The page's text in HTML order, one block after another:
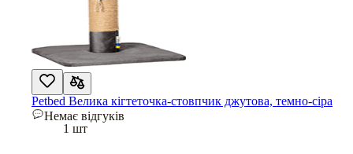
Petbed Велика кігтеточка-стовпчик джутова, темно-сіра
Немає відгуків
1 шт